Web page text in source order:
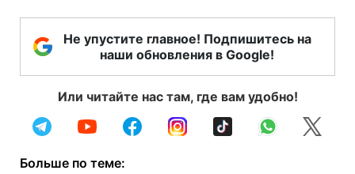
Не упустите главное! Подпишитесь на
наши обновления в Google!
Или читайте нас там, где вам удобно!
Больше по теме: